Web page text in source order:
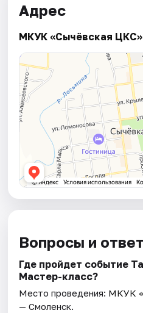
Адрес
МКУК «Сычёвская ЦКС»
Вопросы и
Где пройдет событие
Мастер-класс?
Место проведения: МКУК
— Смоленск.